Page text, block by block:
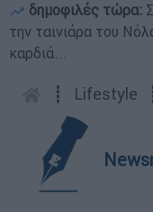
δημοφιλές τώρα:
την ταινιάρα του
καρδιά...
┋ Lifestyle